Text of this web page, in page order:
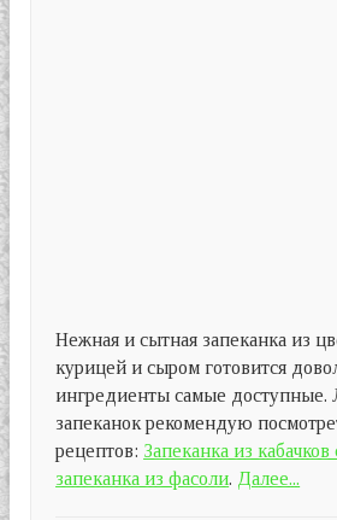
Нежная и сытная запеканка из
курицей и сыром готовится
ингредиенты самые доступные.
запеканок рекомендую
рецептов: Запеканка из
запеканка из фасоли. Далее...